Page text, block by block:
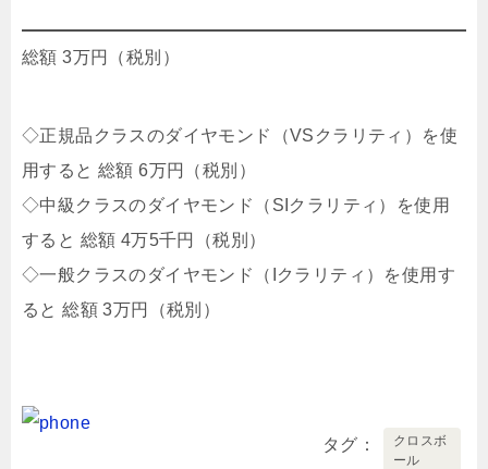
総額 3万円（税別）
◇正規品クラスのダイヤモンド（VSクラリティ）を使
用すると 総額 6万円（税別）
◇中級クラスのダイヤモンド（SIクラリティ）を使用
すると 総額 4万5千円（税別）
◇一般クラスのダイヤモンド（Iクラリティ）を使用す
ると 総額 3万円（税別）
タグ
クロスボ
ール